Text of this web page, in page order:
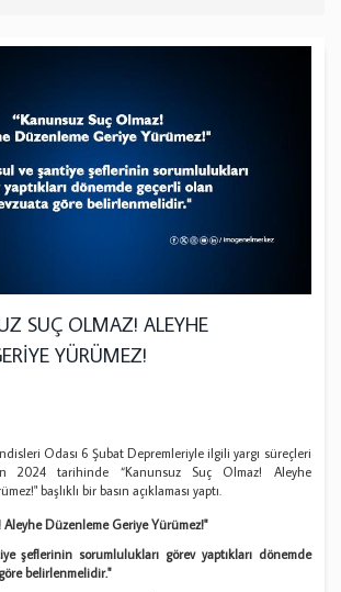
SUÇ OLMAZ! ALEYHE
YÜRÜMEZ!
Odası 6 Şubat Depremleriyle ilgili yargı süreçleri
2024 tarihinde “Kanunsuz Suç Olmaz! Aleyhe
başlıklı bir basın açıklaması yaptı.
Aleyhe Düzenleme Geriye Yürümez!"
şeflerinin sorumlulukları görev yaptıkları dönemde
belirlenmelidir."